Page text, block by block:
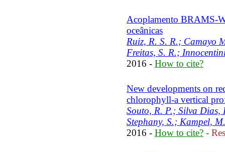
Acoplamento BRAMS-
oceânicas
Ruiz, R. S. R.; Camayo
Freitas, S. R.;
2016 - How to cite?
New developments on
chlorophyll-a vertical
Souto, R. P.; Silva Dias,
Stephany, S.; Kampel, M.
2016 - How to cite? -